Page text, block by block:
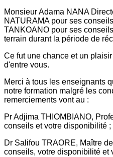
Monsieur Adama NANA
NATURAMA pour ses
TANKOANO pour ses
terrain durant la période de
Ce fut une chance et un
d'entre vous.
Merci à tous les enseignants
notre formation malgré les
remerciements vont au :
Pr Adjima THIOMBIANO,
conseils et votre disponibilité ;
Dr Salifou TRAORE, Maître
conseils, votre disponibilité et